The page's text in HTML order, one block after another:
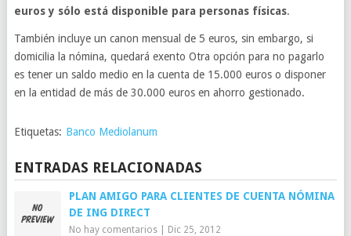
euros y sólo está disponible para personas físicas.
También incluye un canon mensual de 5 euros, sin embargo, si
domicilia la nómina, quedará exento Otra opción para no pagarlo
es tener un saldo medio en la cuenta de 15.000 euros o disponer
en la entidad de más de 30.000 euros en ahorro gestionado.
Etiquetas: Banco Mediolanum
ENTRADAS RELACIONADAS
PLAN AMIGO PARA CLIENTES DE CUENTA NÓMINA
DE ING DIRECT
No hay comentarios| Dic 25, 2012